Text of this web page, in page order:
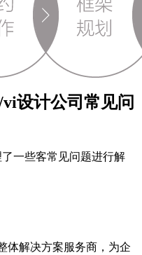
设计公司常见问
一些客常见问题进行解
体解决方案服务商，为企